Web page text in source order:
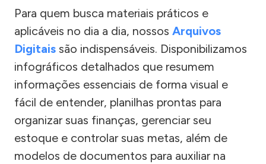
Para quem busca materiais práticos e
aplicáveis no dia a dia, nossos Arquivos
Digitais são indispensáveis. Disponibilizamos
infográficos detalhados que resumem
informações essenciais de forma visual e
fácil de entender, planilhas prontas para
organizar suas finanças, gerenciar seu
estoque e controlar suas metas, além de
modelos de documentos para auxiliar na